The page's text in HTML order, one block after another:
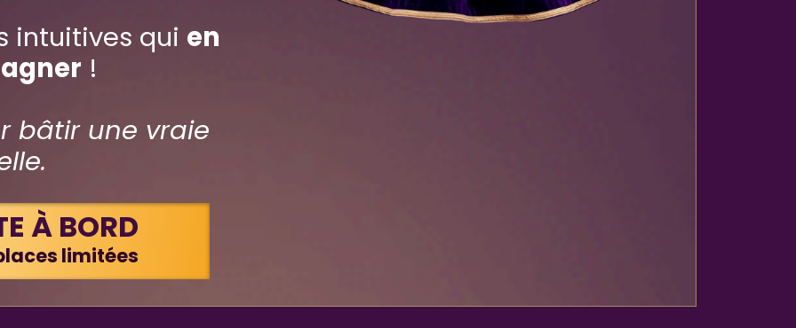
intuitives qui en
!
bâtir une vraie
À BORD
limitées